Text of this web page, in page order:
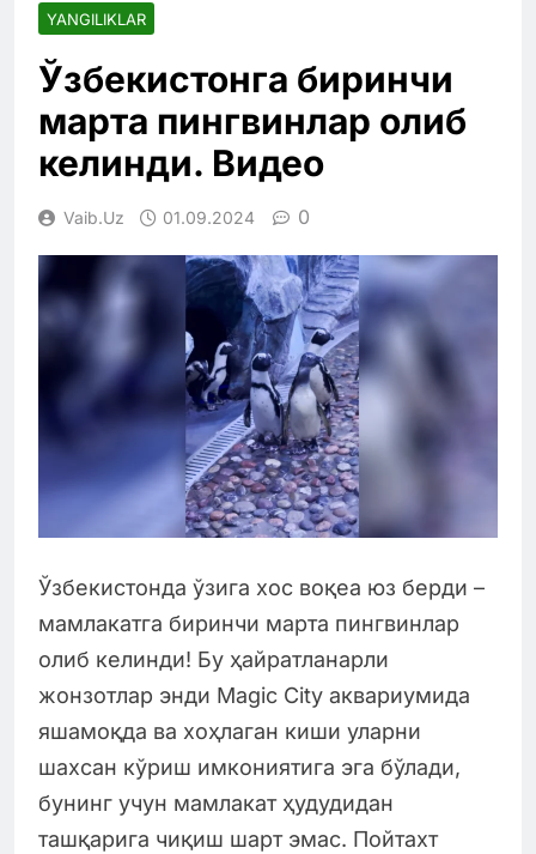
YANGILIKLAR
Ўзбекистонга биринчи
марта пингвинлар олиб
келинди. Видео
Vaib.uz 01.09.2024 0
Ўзбекистонда ўзига хос воқеа юз берди –
мамлакатга биринчи марта пингвинлар
олиб келинди! Бу ҳайратланарли
жонзотлар энди Magic City аквариумида
яшамоқда ва хоҳлаган киши уларни
шахсан кўриш имкониятига эга бўлади,
бунинг учун мамлакат ҳудудидан
ташқарига чиқиш шарт эмас. Пойтахт